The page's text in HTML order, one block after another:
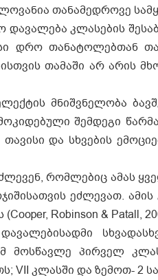
თანამედროვე
დავალება კლასების
დრო თანატოლებთან
თამაში არ არის
მნიშვნელობა
შემდეგი
და სხვების
რომ­ლე­ბიც ამას
ეძ­ლე­ვათ.
Robinson & Patall,
სხვადასხვა
მოსწავლე პირველ
VII კლასში და ზემოთ- 2